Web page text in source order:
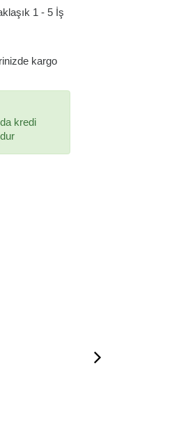
1 - 5 İş
kargo
kredi